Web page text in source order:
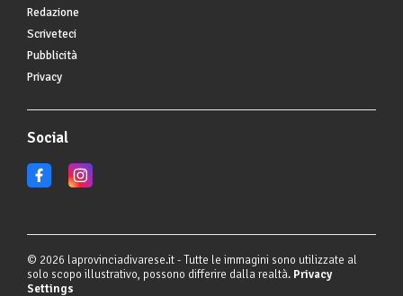
Redazione
Scriveteci
Pubblicità
Privacy
Social
© 2026 laprovinciadivarese.it - Tutte le immagini sono utilizzate al
solo scopo illustrativo, possono differire dalla realtà. Privacy
Settings